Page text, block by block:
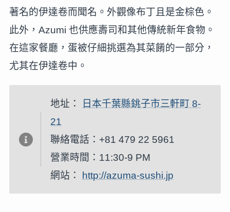
著名的伊達卷而聞名。外觀像布丁且是金棕色。
此外，Azumi 也供應壽司和其他傳統新年食物。
在這家餐廳，蛋被仔細挑選為其菜餚的一部分，
尤其在伊達卷中。
地址：
日本千葉縣銚子市三軒町 8-
21
聯絡電話：+81 479 22 5961
營業時間：11:30-9 PM
網站： http://azuma-sushi.jp